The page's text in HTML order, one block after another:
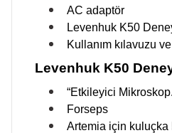
AC adaptör
Levenhuk K50
Kullanım kılavuzu
Levenhuk K50
“Etkileyici
Forseps
Artemia için kuluçka